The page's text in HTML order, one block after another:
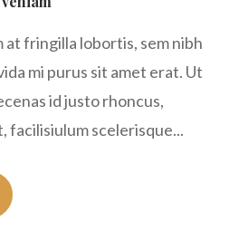
at fringilla lobortis, sem nibh
mi purus sit amet erat. Ut
id justo rhoncus,
facilisiulum scelerisque...